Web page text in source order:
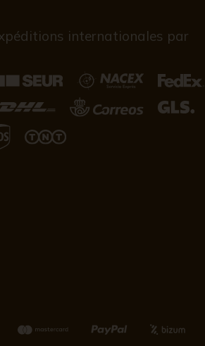
internationales par